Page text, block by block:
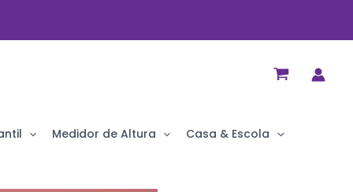
Medidor de Altura Casa & Escola